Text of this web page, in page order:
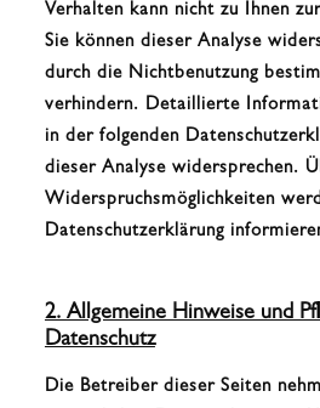
Verhalten kann nicht zu Ihnen
Sie können dieser Analyse
durch die Nichtbenutzung
verhindern. Detaillierte
in der folgenden
dieser Analyse widersprechen.
Widerspruchsmöglichkeiten
Datenschutzerklärung
2. Allgemeine Hinweise und
Datenschutz
Die Betreiber dieser Seiten